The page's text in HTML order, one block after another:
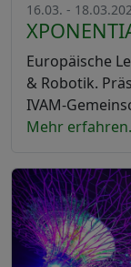
16.03. -
Europäische
& Robotik.
IVAM-
Mehr